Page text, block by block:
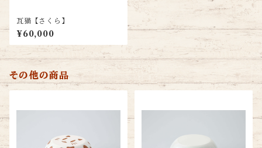
瓦猫【さくら】
¥60,000
その他の商品